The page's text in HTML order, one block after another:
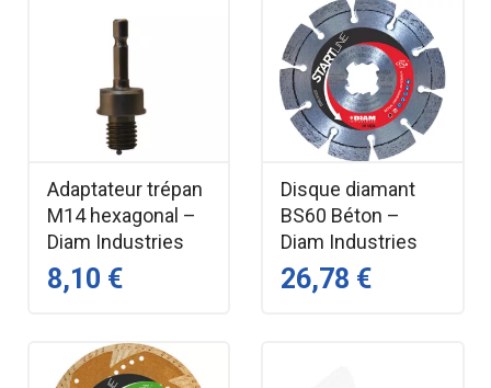
Adaptateur trépan
M14 hexagonal –
Diam Industries
8,10 €
Disque diamant
BS60 Béton –
Diam Industries
26,78 €